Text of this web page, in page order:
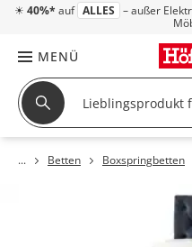
☀ 40%* auf ALLES – außer
MENÜ
Betten Boxspringbetten